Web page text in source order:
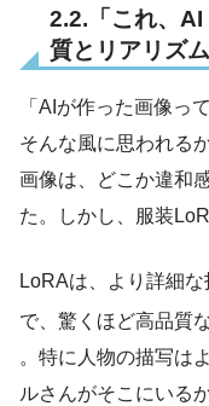
2.2.「これ、
質とリアリズム
「AIが作った画像っ
そんな風に思われる
画像は、どこか違和
た。しかし、服装
LoRAは、より詳細
で、驚くほど高品質
。特に人物の描写は
ルさんがそこにいる